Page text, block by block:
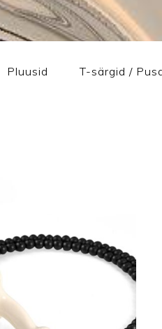
Pluusid T-särgid /